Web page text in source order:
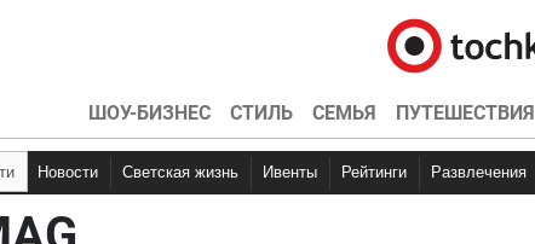
ШОУ-БИЗНЕС СТИЛЬ СЕМЬЯ ПУТЕШЕСТВИЯ
Новости Светская жизнь Ивенты Рейтинги Развлечения